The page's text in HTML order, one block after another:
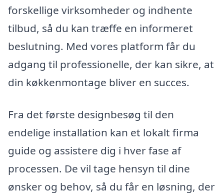
forskellige virksomheder og indhente
tilbud, så du kan træffe en informeret
beslutning. Med vores platform får du
adgang til professionelle, der kan sikre, at
din køkkenmontage bliver en succes.
Fra det første designbesøg til den
endelige installation kan et lokalt firma
guide og assistere dig i hver fase af
processen. De vil tage hensyn til dine
ønsker og behov, så du får en løsning, der